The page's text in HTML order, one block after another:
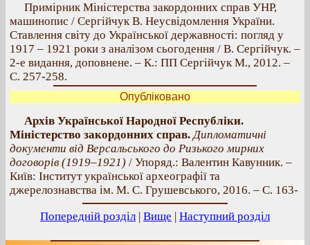
Примірник Міністерства закордонних справ УНР,
машинопис / Сергійчук В. Неусвідомлення України.
Ставлення світу до Української державності: погляд у
1917 – 1921 роки з аналізом сьогодення / В. Сергійчук. –
2-е видання, доповнене. – К.: ПП Сергійчук М., 2012. –
С. 257-258.
Опубліковано
Архів Української Народної Республіки.
Міністерство закордонних справ. Дипломатичні
документи від Версальського до Ризького мирних
договорів (1919–1921) / Упоряд.: Валентин Кавунник. –
Київ: Інститут української археографії та
джерелознавства ім. М. С. Грушевського, 2016. – С. 163-
Попередній розділ | Вище | Наступний розділ